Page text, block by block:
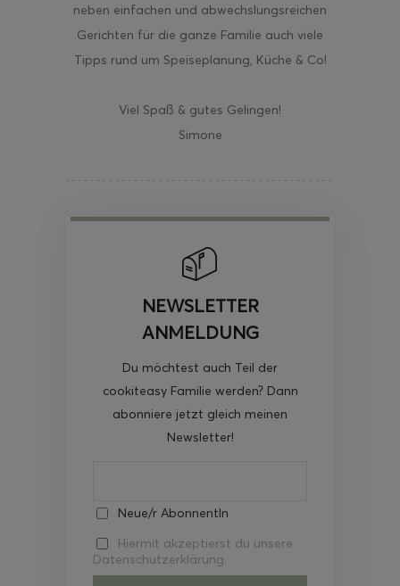
neben einfachen und abwechslungsreichen
Gerichten für die ganze Familie auch viele
Tipps rund um Speiseplanung, Küche & Co!
Viel Spaß & gutes Gelingen!
Simone
NEWSLETTER
ANMELDUNG
Du möchtest auch Teil der
cookiteasy Familie werden? Dann
abonniere jetzt gleich meinen
Newsletter!
Neue/r AbonnentIn
Hiermit akzeptierst du unsere
Datenschutzerklärung.